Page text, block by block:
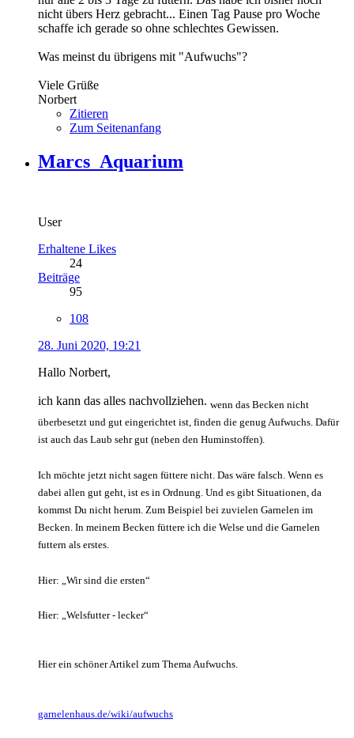
nicht übers Herz gebracht... Einen Tag Pause pro Woche
schaffe ich gerade so ohne schlechtes Gewissen.
Was meinst du übrigens mit "Aufwuchs"?
Viele Grüße
Norbert
Zitieren
Zum Seitenanfang
Marcs_Aquarium
User
Erhaltene Likes
24
Beiträge
95
108
28. Juni 2020, 19:21
Hallo Norbert,
ich kann das alles nachvollziehen. wenn das Becken nicht
überbesetzt und gut eingerichtet ist, finden die genug Aufwuchs. Dafür
ist auch das Laub sehr gut (neben den Huminstoffen).
Ich möchte jetzt nicht sagen füttere nicht. Das wäre falsch. Wenn es
dabei allen gut geht, ist es in Ordnung. Und es gibt Situationen, da
kommst Du nicht herum. Zum Beispiel bei zuvielen Garnelen im
Becken. In meinem Becken füttere ich die Welse und die Garnelen
futtern als erstes.
Hier: „Wir sind die ersten“
Hier: „Welsfutter - lecker“
Hier ein schöner Artikel zum Thema Aufwuchs.
garnelenhaus.de/wiki/aufwuchs